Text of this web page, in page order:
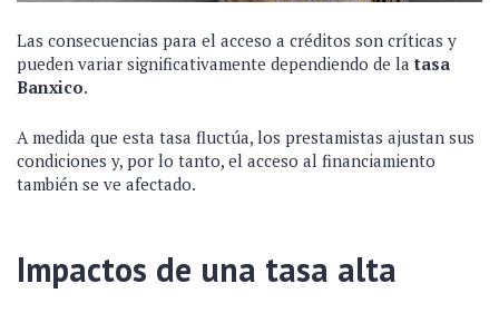
Las consecuencias para el acceso a créditos son críticas y
pueden variar significativamente dependiendo de latasa
Banxico.
A medida que esta tasa fluctúa, los prestamistas ajustan sus
condiciones y, por lo tanto, el acceso al financiamiento
también se ve afectado.
Impactos de una tasa alta